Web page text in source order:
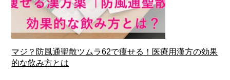
マジ？防風通聖散ツムラ62で痩せる！医療用漢方の効果
的な飲み方とは